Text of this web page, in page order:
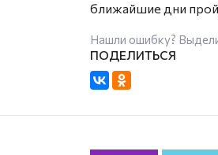
ближайшие дни
Нашли ошибку?